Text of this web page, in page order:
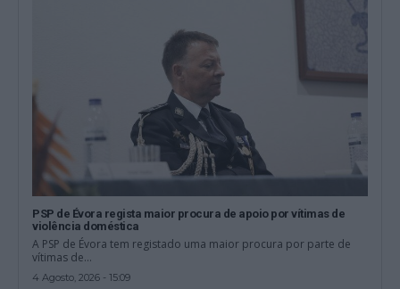
PSP de Évora regista maior procura de apoio por vítimas de
violência doméstica
A PSP de Évora tem registado uma maior procura por parte de
vítimas de...
4 Agosto, 2026 - 15:09